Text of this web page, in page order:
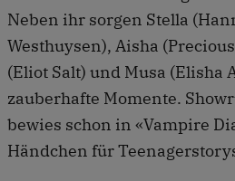
Neben ihr sorgen Stella
Westhuysen), Aisha
(Eliot Salt) und Musa (Elisha
zauberhafte Momente.
bewies schon in «Vampire
Händchen für